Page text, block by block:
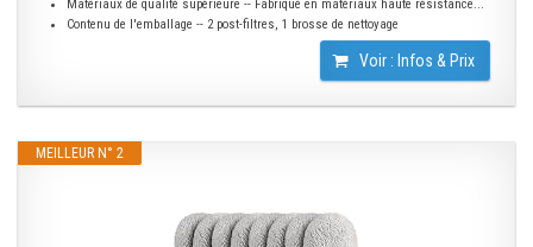
Matériaux de qualité supérieure -- Fabriqué en matériaux haute résistance...
Contenu de l'emballage -- 2 post-filtres, 1 brosse de nettoyage
Voir : Infos & Prix
MEILLEUR N° 2